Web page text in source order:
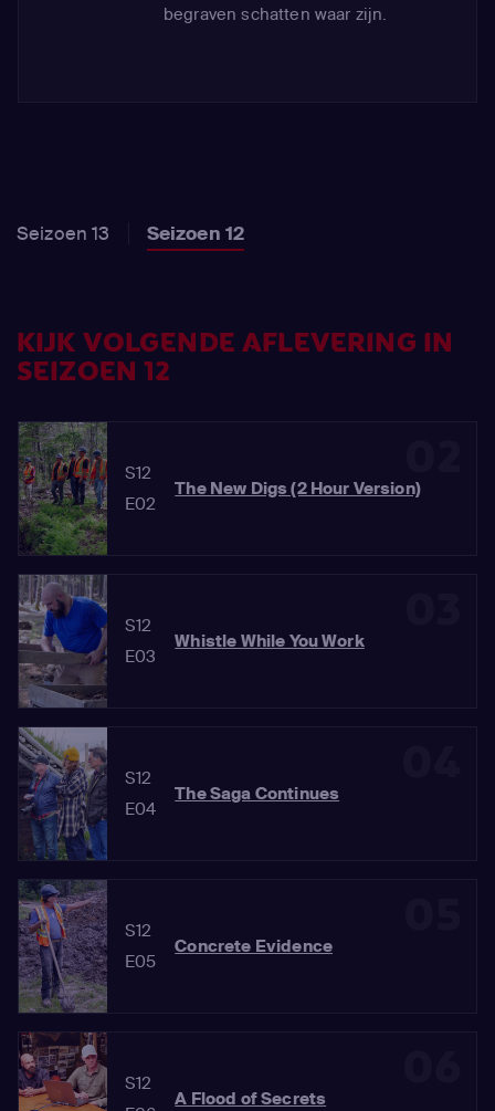
begraven schatten waar zijn.
Seizoen 13 Seizoen 12
KIJK VOLGENDE AFLEVERING IN
SEIZOEN 12
S12
E02
The New Digs (2 Hour Version)
S12
E03
Whistle While You Work
S12
E04
The Saga Continues
S12
E05
Concrete Evidence
S12
A Flood of Secrets